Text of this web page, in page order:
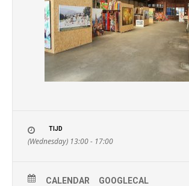
TIJD
(Wednesday) 13:00 - 17:00
CALENDAR GOOGLECAL